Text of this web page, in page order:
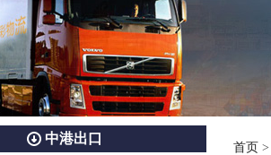
中港出口
首页 >